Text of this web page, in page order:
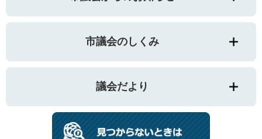
市議会のしくみ
議会だより